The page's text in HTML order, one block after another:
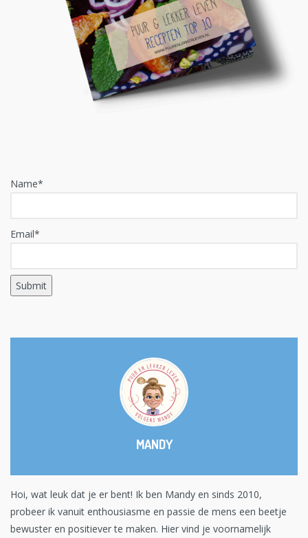
Name*
Email*
MANDY
Hoi, wat leuk dat je er bent! Ik ben Mandy en sinds 2010,
probeer ik vanuit enthousiasme en passie de mens een beetje
bewuster en positiever te maken. Hier vind je voornamelijk